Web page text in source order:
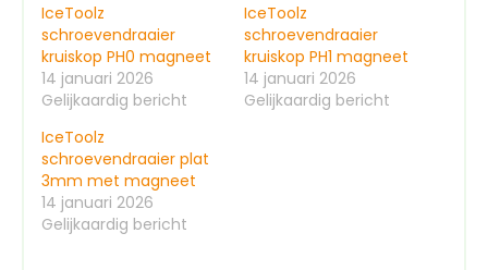
IceToolz
schroevendraaier
kruiskop PH0 magneet
14 januari 2026
Gelijkaardig bericht
IceToolz
schroevendraaier
kruiskop PH1 magneet
14 januari 2026
Gelijkaardig bericht
IceToolz
schroevendraaier plat
3mm met magneet
14 januari 2026
Gelijkaardig bericht